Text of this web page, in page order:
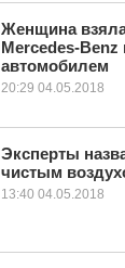
Женщина
Mercedes-Benz
автомобилем
20:29 04.05.2018
Эксперты
чистым
13:40 04.05.2018